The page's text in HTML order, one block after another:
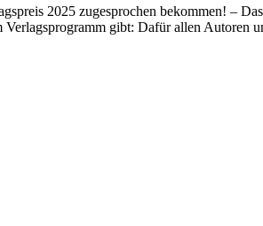
2025 zugesprochen bekommen! –
gibt: Dafür allen